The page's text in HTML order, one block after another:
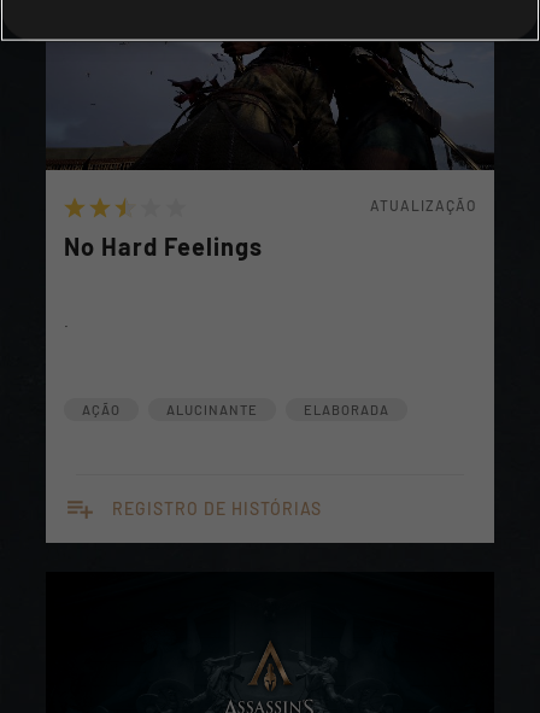
ATUALIZAÇÃO
No Hard Feelings
.
AÇÃO ALUCINANTE ELABORADA
playlist_add REGISTRO DE HISTÓRIAS